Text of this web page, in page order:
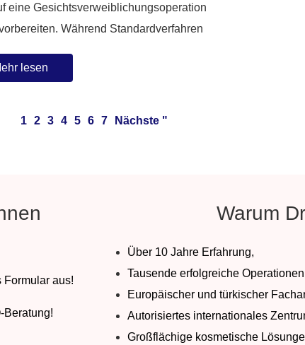
eine Gesichtsverweiblichungsoperation
Während Standardverfahren
lesen
1 2 3 4 5 6 7 Nächste "
Formular aus!
Beratung!
Warum
Über 10 Jahre Erfahrung,
Tausende erfolgreiche
Europäischer und türkischer
Autorisiertes internationales
Großflächige kosmetische